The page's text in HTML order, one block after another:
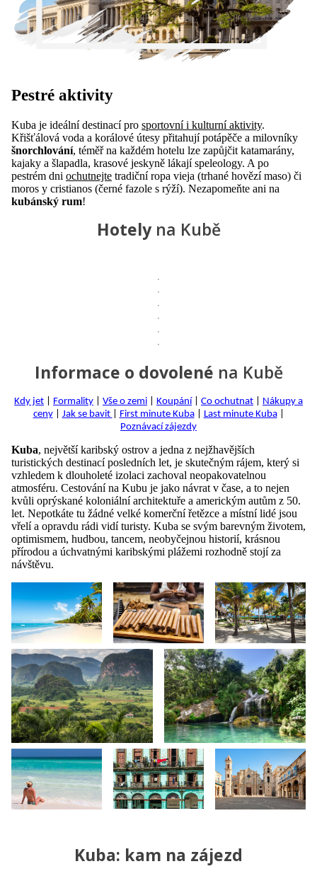
Pestré aktivity
Kuba je ideální destinací pro sportovní i kulturní aktivity.
Křišťálová voda a korálové útesy přitahují potápěče a milovníky
šnorchlování, téměř na každém hotelu lze zapůjčit katamarány,
kajaky a šlapadla, krasové jeskyně lákají speleology. A po
pestrém dni ochutnejte tradiční ropa vieja (trhané hovězí maso) či
moros y cristianos (černé fazole s rýží). Nezapomeňte ani na
kubánský rum!
Hotelyna Kubě
Informace o dovolené na Kubě
Kdy jet Formality Vše o zemi Koupání Co ochutnat
Nákupy a
ceny| Jak se bavit First minute Kuba| Last minute Kuba|
Poznávací zájezdy
Kuba, největší karibský ostrov a jedna z nejžhavějších
turistických destinací posledních let, je skutečným rájem, který si
vzhledem k dlouholeté izolaci zachoval neopakovatelnou
atmosféru. Cestování na Kubu je jako návrat v čase, a to nejen
kvůli oprýskané koloniální architektuře a americkým autům z 50.
let. Nepotkáte tu žádné velké komerční řetězce a místní lidé jsou
vřelí a opravdu rádi vidí turisty. Kuba se svým barevným životem,
optimismem, hudbou, tancem, neobyčejnou historií, krásnou
přírodou a úchvatnými karibskými plážemi rozhodně stojí za
návštěvu.
Kuba: kam na zájezd